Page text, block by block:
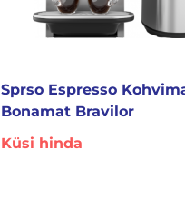
Sprso Espresso
Bonamat Bravilor
Küsi hinda